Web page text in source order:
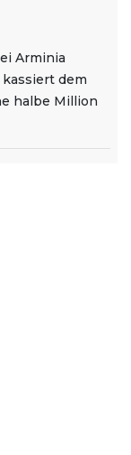
Arminia
dem
halbe Million